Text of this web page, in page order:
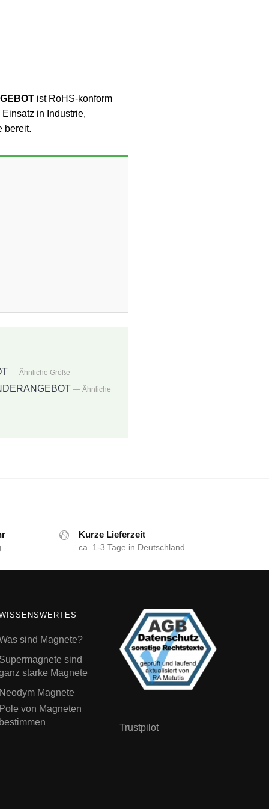
ist RoHS-konform
in Industrie,
bereit.
— Ähnliche Größe
— Ähnliche
Kurze Lieferzeit
ca. 1-3 Tage in Deutschland
sind Magnete?
sind
starke Magnete
Magnete
von Magneten
Trustpilot